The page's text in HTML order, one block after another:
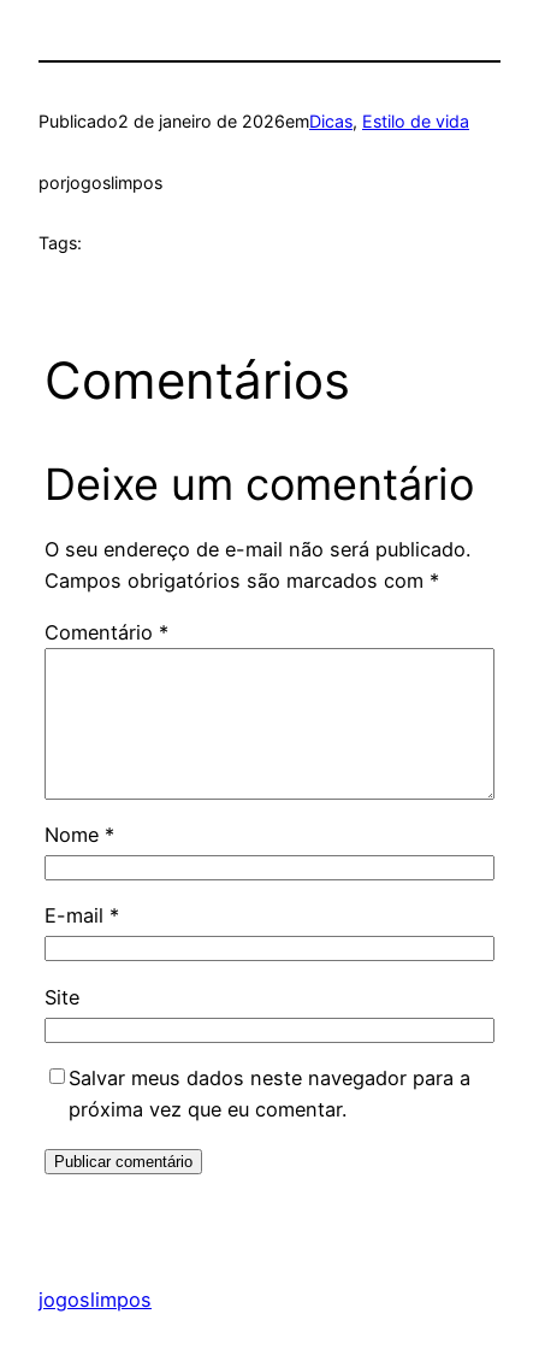
Publicado2 de janeiro de 2026emDicas, Estilo de vida
porjogoslimpos
Tags:
Comentários
Deixe um comentário
O seu endereço de e-mail não será publicado.
Campos obrigatórios são marcados com *
Comentário *
Nome *
E-mail *
Site
Salvar meus dados neste navegador para a
próxima vez que eu comentar.
jogoslimpos